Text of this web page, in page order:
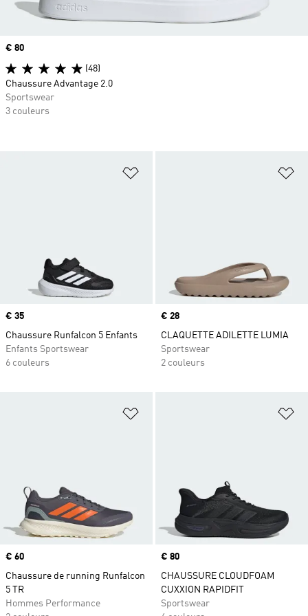
Ajouter à la Liste de produits
Prix
€ 35
Chaussure Runfalcon 5 Enfants
Enfants Sportswear
6 couleurs
Prix
€ 28
CLAQUETTE ADILETTE LUMIA
Sportswear
2 couleurs
Ajouter à la Liste de produits
Prix
€ 60
Chaussure de running Runfalcon
5 TR
Hommes Performance
Prix
€ 80
CHAUSSURE CLOUDFOAM
CUXXION RAPIDFIT
Sportswear
Prix
€ 80
(48)
Chaussure Advantage 2.0
Sportswear
3 couleurs